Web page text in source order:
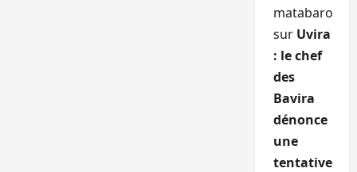
matabaro
sur Uvira
: le chef
des
Bavira
dénonce
une
tentative